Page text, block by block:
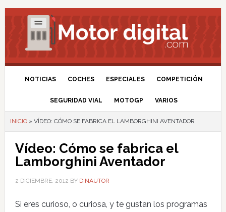
NOTICIAS COCHES ESPECIALES COMPETICIÓN
SEGURIDAD VIAL MOTOGP VARIOS
INICIO» VÍDEO: CÓMO SE FABRICA EL LAMBORGHINI AVENTADOR
Vídeo: Cómo se fabrica el
Lamborghini Aventador
2 DICIEMBRE, 2012 BY DINAUTOR
Si eres curioso, o curiosa, y te gustan los programas